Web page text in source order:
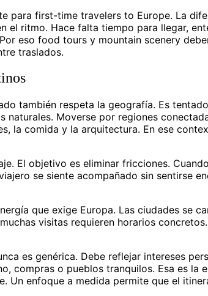
para first-time travelers to Europe. La
el ritmo. Hace falta tiempo para llegar,
eso food tours y mountain scenery
traslados.
también respeta la geografía. Es
naturales. Moverse por regiones
la comida y la arquitectura. En ese
El objetivo es eliminar fricciones.
se siente acompañado sin sentirse
que exige Europa. Las ciudades se
visitas requieren horarios
es genérica. Debe reflejar intereses
compras o pueblos tranquilos. Esa es la
Un enfoque a medida permite que el